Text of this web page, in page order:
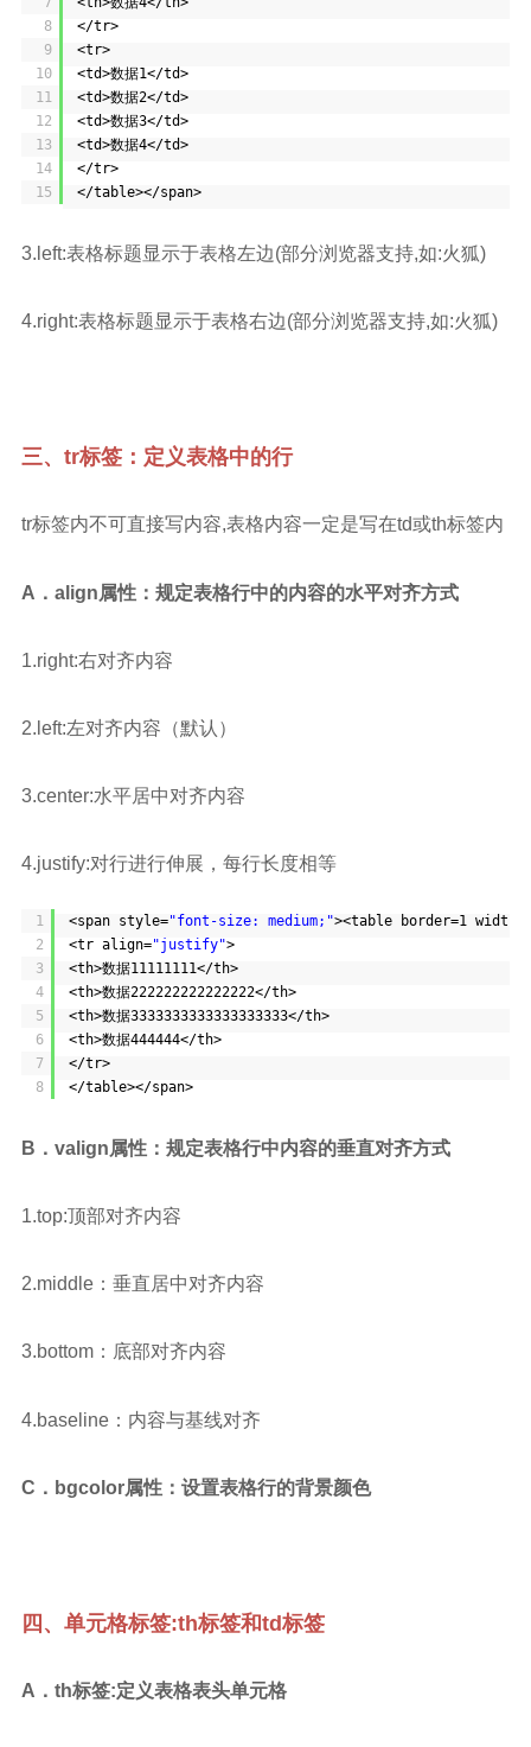
8
9
10
11
12
13
14
15
</tr>
<tr>
<td>数据1</td>
<td>数据2</td>
<td>数据3</td>
<td>数据4</td>
</tr>
</table></span>
3.left:表格标题显示于表格左边(部分浏览器支持,如:火狐)
4.right:表格标题显示于表格右边(部分浏览器支持,如:火狐)
三、tr标签：定义表格中的行
tr标签内不可直接写内容,表格内容一定是写在td或th标签内
A．align属性：规定表格行中的内容的水平对齐方式
1.right:右对齐内容
2.left:左对齐内容（默认）
3.center:水平居中对齐内容
4.justify:对行进行伸展，每行长度相等
1
2
3
4
5
6
7
8
<span style="font-size: medium;"><table border=1 width=
<tr align="justify">
<th>数据11111111</th>
<th>数据222222222222222</th>
<th>数据3333333333333333333</th>
<th>数据444444</th>
</tr>
</table></span>
B．valign属性：规定表格行中内容的垂直对齐方式
1.top:顶部对齐内容
2.middle：垂直居中对齐内容
3.bottom：底部对齐内容
4.baseline：内容与基线对齐
C．bgcolor属性：设置表格行的背景颜色
四、单元格标签:th标签和td标签
A．th标签:定义表格表头单元格